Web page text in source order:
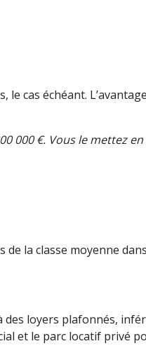
cas échéant.
000 €. Vous le mettez
la classe moyenne
loyers plafonnés,
et le parc locatif privé